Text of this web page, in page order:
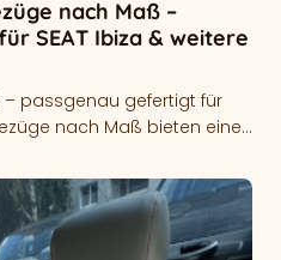
nach Maß –
SEAT Ibiza & weitere
– passgenau gefertigt für
nach Maß bieten eine